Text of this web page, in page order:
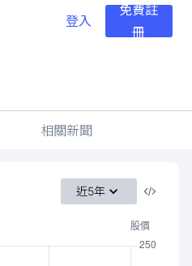
登入
免費註
冊
相關新聞
近5年